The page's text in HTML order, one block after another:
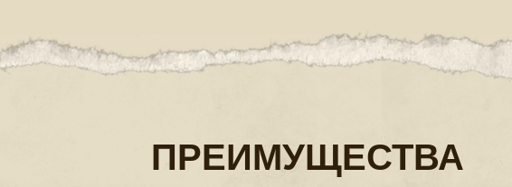
ФОТОГРАФИЯ